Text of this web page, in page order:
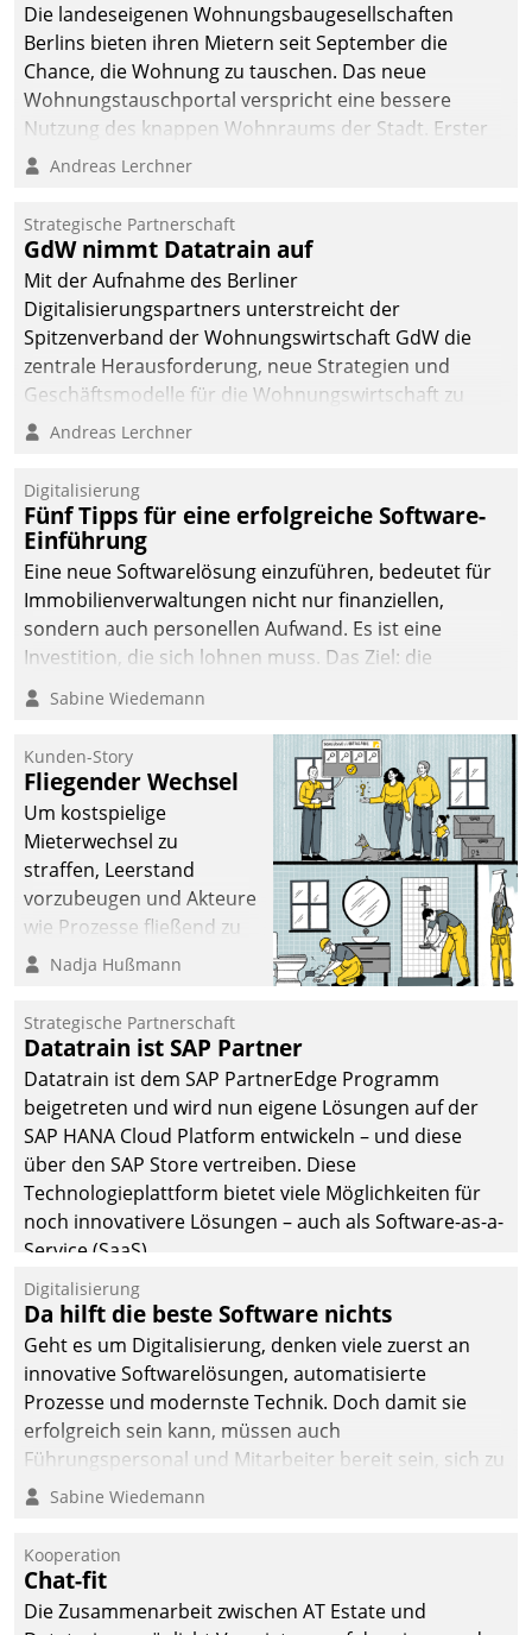
Die landeseigenen Wohnungsbaugesellschaften
Berlins bieten ihren Mietern seit September die
Chance, die Wohnung zu tauschen. Das neue
Wohnungstauschportal verspricht eine bessere
Nutzung des knappen Wohnraums der Stadt. Erster
Anwendungsfall für Datatrains Lösung API-Hub mit
Unternehmen.
Andreas Lerchner
Strategische Partnerschaft
GdW nimmt Datatrain auf
Mit der Aufnahme des Berliner
Digitalisierungspartners unterstreicht der
Spitzenverband der Wohnungswirtschaft GdW die
zentrale Herausforderung, neue Strategien und
Geschäftsmodelle für die Wohnungswirtschaft zu
entwickeln.
Andreas Lerchner
Digitalisierung
Fünf Tipps für eine erfolgreiche Software-
Einführung
Eine neue Softwarelösung einzuführen, bedeutet für
Immobilienverwaltungen nicht nur finanziellen,
sondern auch personellen Aufwand. Es ist eine
Investition, die sich lohnen muss. Das Ziel: die
nachhaltige Optimierung der Geschäftsabläufe. Damit
dieses Ziel erreicht wird, sollten einige Grundregeln
Sabine Wiedemann
Kunden-Story
Fliegender Wechsel
Um kostspielige
Mieterwechsel zu
straffen, Leerstand
vorzubeugen und Akteure
wie Prozesse fließend zu
vernetzen, nutzt die
Jahresbeginn eine
Überblick, Einsicht und
Eingriff bietende Lösung.
Zur Entwicklung setzte
man auf
Cloudtechnologie,
bewährte und Startup-
Partner sowie erstmals
agile Projektmethoden.
Nadja Hußmann
Strategische Partnerschaft
Datatrain ist SAP Partner
Datatrain ist dem SAP PartnerEdge Programm
beigetreten und wird nun eigene Lösungen auf der
SAP HANA Cloud Platform entwickeln – und diese
über den SAP Store vertreiben. Diese
Technologieplattform bietet viele Möglichkeiten für
noch innovativere Lösungen – auch als Software-as-a-
Service (SaaS).
Digitalisierung
Da hilft die beste Software nichts
Geht es um Digitalisierung, denken viele zuerst an
innovative Softwarelösungen, automatisierte
Prozesse und modernste Technik. Doch damit sie
erfolgreich sein kann, müssen auch
Führungspersonal und Mitarbeiter bereit sein, sich zu
verändern und anzupassen, sonst werden sie an ihr
Sabine Wiedemann
Kooperation
Chat-fit
Die Zusammenarbeit zwischen AT Estate und